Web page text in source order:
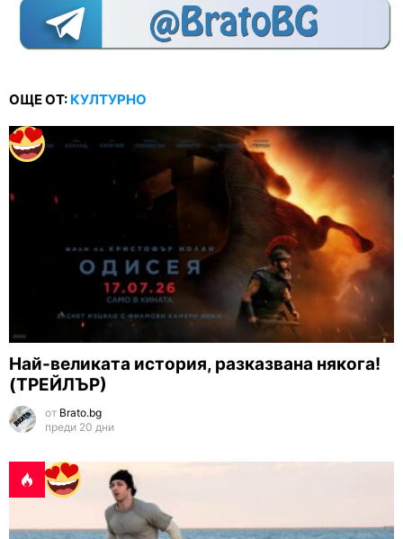
ОЩЕ ОТ: КУЛТУРНО
Най-великата история, разказвана някога!
(ТРЕЙЛЪР)
от Brato.bg
преди 20 дни